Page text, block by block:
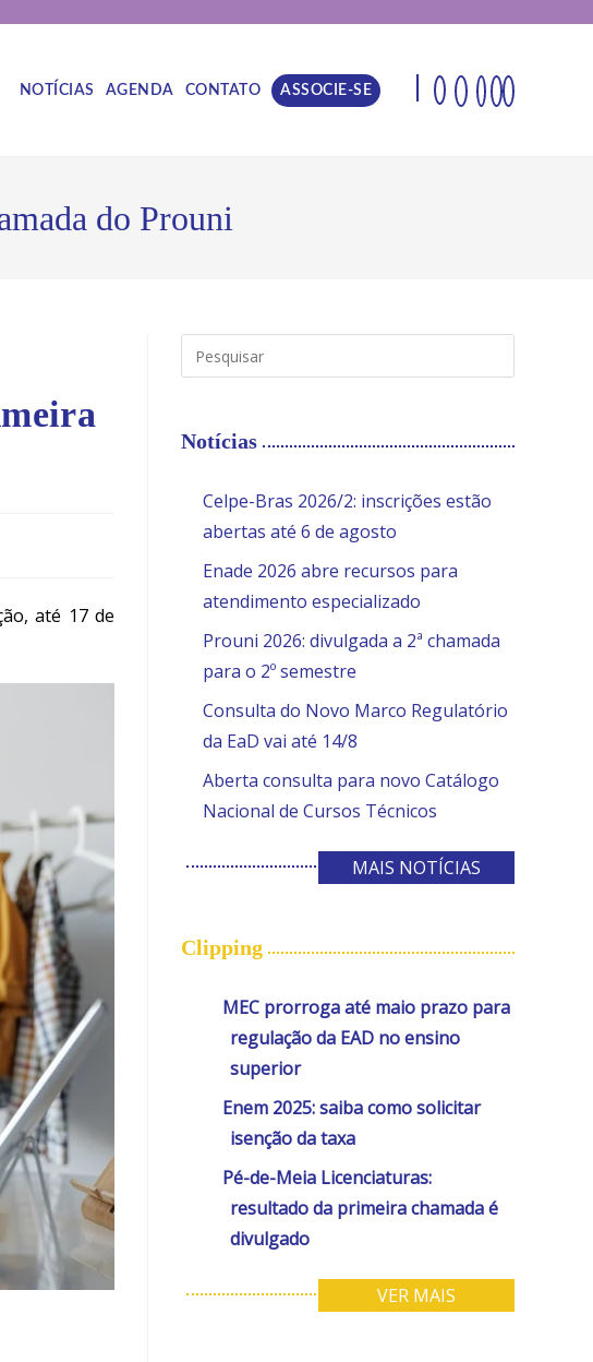
|
NOTÍCIAS AGENDA CONTATO ASSOCIE-SE
do Prouni
até 17 de
Notícias
Celpe-Bras 2026/2: inscrições estão
abertas até 6 de agosto
Enade 2026 abre recursos para
atendimento especializado
Prouni 2026: divulgada a 2ª chamada
para o 2º semestre
Consulta do Novo Marco Regulatório
da EaD vai até 14/8
Aberta consulta para novo Catálogo
Nacional de Cursos Técnicos
MAIS NOTÍCIAS
Clipping
MEC prorroga até maio prazo para
regulação da EAD no ensino
superior
Enem 2025: saiba como solicitar
isenção da taxa
Pé-de-Meia Licenciaturas:
resultado da primeira chamada é
divulgado
VER MAIS